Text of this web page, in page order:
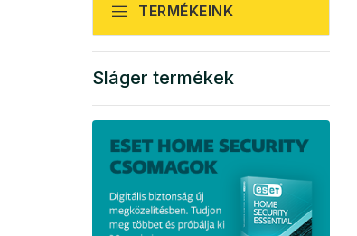
TERMÉKEINK
Sláger termékek